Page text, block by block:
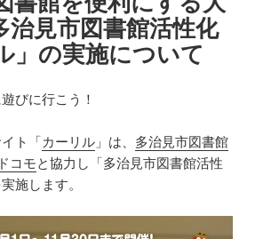
治見市図書館活性化
」の実施について
びに行こう！
ト「カーリル 」は、 多治見市図書館
コモと協力し「多治見市図書館活性
施します。